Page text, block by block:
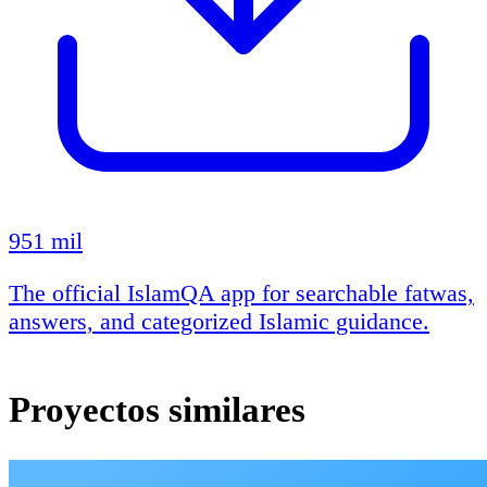
951 mil
The official IslamQA app for searchable fatwas,
answers, and categorized Islamic guidance.
Proyectos similares